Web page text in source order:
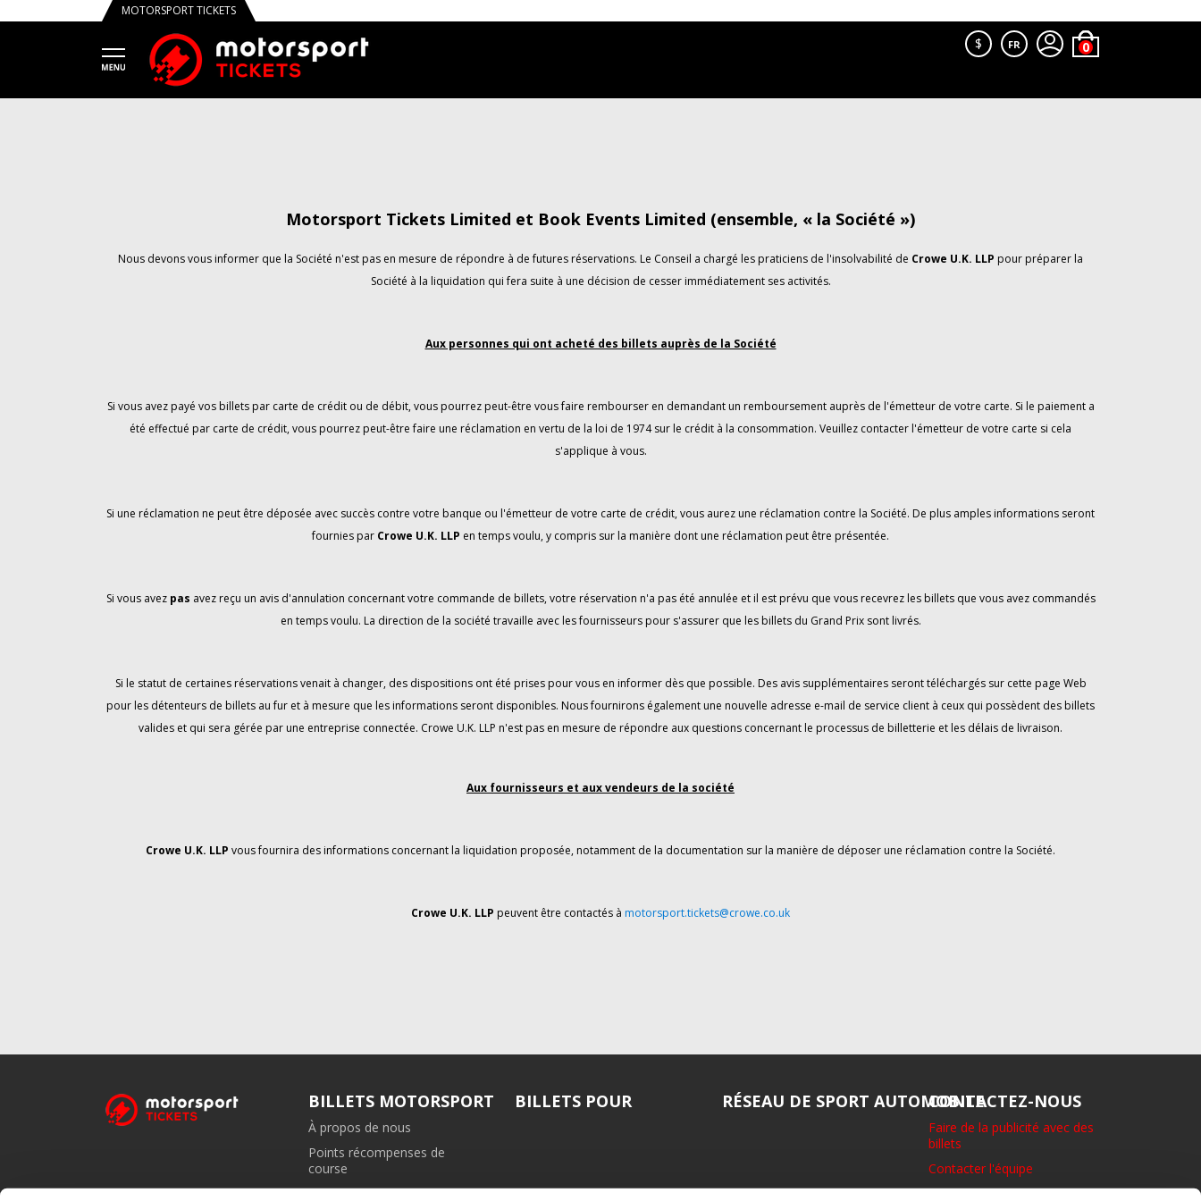
MOTORSPORT TICKETS
$ FR
Motorsport Tickets Limited et Book Events Limited (ensemble, « la Société »)
Nous devons vous informer que la Société n'est pas en mesure de répondre à de futures réservations. Le Conseil a chargé les praticiens de l'insolvabilité de Crowe U.K. LLP pour préparer la
Société à la liquidation qui fera suite à une décision de cesser immédiatement ses activités.
Aux personnes qui ont acheté des billets auprès de la Société
Si vous avez payé vos billets par carte de crédit ou de débit, vous pourrez peut-être vous faire rembourser en demandant un remboursement auprès de l'émetteur de votre carte. Si le paiement a
été effectué par carte de crédit, vous pourrez peut-être faire une réclamation en vertu de la loi de 1974 sur le crédit à la consommation. Veuillez contacter l'émetteur de votre carte si cela
s'applique à vous.
Si une réclamation ne peut être déposée avec succès contre votre banque ou l'émetteur de votre carte de crédit, vous aurez une réclamation contre la Société. De plus amples informations seront
fournies par Crowe U.K. LLP en temps voulu, y compris sur la manière dont une réclamation peut être présentée.
Si vous avez pas avez reçu un avis d'annulation concernant votre commande de billets, votre réservation n'a pas été annulée et il est prévu que vous recevrez les billets que vous avez commandés
en temps voulu. La direction de la société travaille avec les fournisseurs pour s'assurer que les billets du Grand Prix sont livrés.
Si le statut de certaines réservations venait à changer, des dispositions ont été prises pour vous en informer dès que possible. Des avis supplémentaires seront téléchargés sur cette page Web
pour les détenteurs de billets au fur et à mesure que les informations seront disponibles. Nous fournirons également une nouvelle adresse e-mail de service client à ceux qui possèdent des billets
valides et qui sera gérée par une entreprise connectée. Crowe U.K. LLP n'est pas en mesure de répondre aux questions concernant le processus de billetterie et les délais de livraison.
Aux fournisseurs et aux vendeurs de la société
Crowe U.K. LLP vous fournira des informations concernant la liquidation proposée, notamment de la documentation sur la manière de déposer une réclamation contre la Société.
Crowe U.K. LLP peuvent être contactés à motorsport.tickets@crowe.co.uk
BILLETS MOTORSPORT
À propos de nous
Points récompenses de
course
Programme d'affiliation
BILLETS POUR RÉSEAU DE SPORT AUTOMOBILECONTACTEZ-NOUS
Faire de la publicité avec des
billets
Contacter l'équipe
1 rue Eton, Richmond. Surrey.